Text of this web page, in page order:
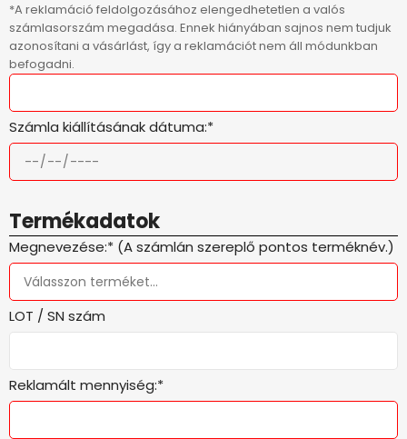
*A reklamáció feldolgozásához elengedhetetlen a valós
számlasorszám megadása. Ennek hiányában sajnos nem tudjuk
azonosítani a vásárlást, így a reklamációt nem áll módunkban
befogadni.
Számla kiállításának dátuma:*
Termékadatok
Megnevezése:* (A számlán szereplő pontos terméknév.)
LOT / SN szám
Reklamált mennyiség:*